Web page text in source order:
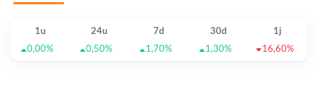
1u 24u 7d 30d
1j
0,00%
0,50% 1,70% 1,30% 16,60%